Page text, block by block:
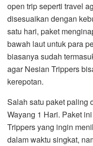
open trip seperti travel
disesuaikan dengan
satu hari, paket
bawah laut untuk para
biasanya sudah
agar Nesian Trippers
kerepotan.
Salah satu paket paling
Wayang 1 Hari. Paket
Trippers yang ingin
dalam waktu singkat,